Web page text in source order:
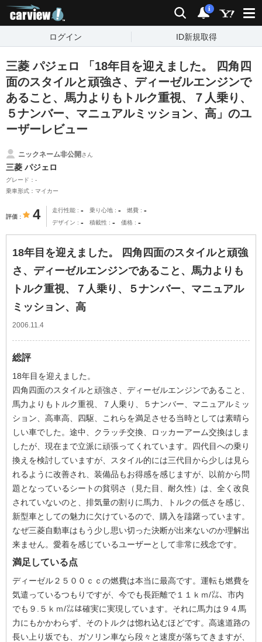
検索 通知
i
ログイン ID新規取得
三菱 パジェロ 「18年目を迎えました。 四角四
面のスタイルと頑強さ、ディーゼルエンジンで
あること、馬力よりもトルク重視、７人乗り、
５ナンバー、マニュアルミッション、高」のユ
ーザーレビュー
ニックネーム非公開さん
三菱 パジェロ
グレード：-
乗車形式：マイカー
評価 4 走行性能 - 乗り心地 - 燃費 -
デザイン - 積載性 - 価格 -
18年目を迎えました。 四角四面のスタイルと頑強
さ、ディーゼルエンジンであること、馬力よりも
トルク重視、７人乗り、５ナンバー、マニュアル
ミッション、高
2006.11.4
総評
18年目を迎えました。
四角四面のスタイルと頑強さ、ディーゼルエンジンであること、
馬力よりもトルク重視、７人乗り、５ナンバー、マニュアルミッ
ション、高車高、四駆、これらを満足させる当時としては素晴ら
しい車でした。途中、クラッチ交換、ロッカーアーム交換はしま
したが、現在まで立派に頑張ってくれています。四代目への乗り
換えを検討していますが、スタイル的には三代目から少しは見ら
れるように改善され、装備品もお得感を感じますが、以前から問
題となっているシートの貧弱さ（見た目、耐久性）は、全く改良
されていないのと、排気量の割りに馬力、トルクの低さを感じ、
新型車としての魅力に欠けているので、購入を躊躇っています。
なぜ三菱自動車はもう少し思い切った決断が出来ないのか理解出
来ません。愛着を感じているユーザーとして非常に残念です。
満足している点
ディーゼル２５００ｃｃの燃費は本当に最高です。運転も燃費を
気遣っているつもりですが、今でも長距離で１１ｋｍ/㍑、市内
でも９.５ｋｍ/㍑は確実に実現しています。それに馬力は９４馬
力にもかかわらず、そのトルクは惚れ込むほどです。高速道路の
長い上り坂でも、ガソリン車なら段々と速度が落ちてきますが、